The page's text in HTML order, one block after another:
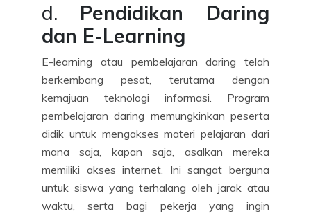
d. Pendidikan Daring
dan E-Learning
E-learning atau pembelajaran daring telah
berkembang pesat, terutama dengan
kemajuan teknologi informasi. Program
pembelajaran daring memungkinkan peserta
didik untuk mengakses materi pelajaran dari
mana saja, kapan saja, asalkan mereka
memiliki akses internet. Ini sangat berguna
untuk siswa yang terhalang oleh jarak atau
waktu, serta bagi pekerja yang ingin